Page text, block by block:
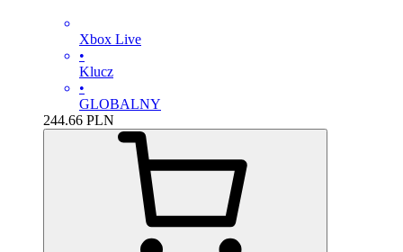
Xbox Live
•
Klucz
•
GLOBALNY
244.66 PLN